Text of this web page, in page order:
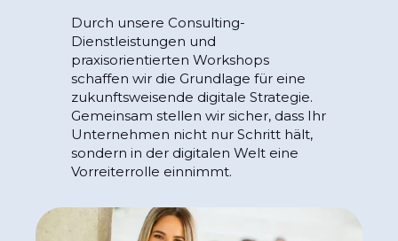
Durch unsere Consulting-
Dienstleistungen und
praxisorientierten Workshops
schaffen wir die Grundlage für eine
zukunftsweisende digitale Strategie.
Gemeinsam stellen wir sicher, dass Ihr
Unternehmen nicht nur Schritt hält,
sondern in der digitalen Welt eine
Vorreiterrolle einnimmt.